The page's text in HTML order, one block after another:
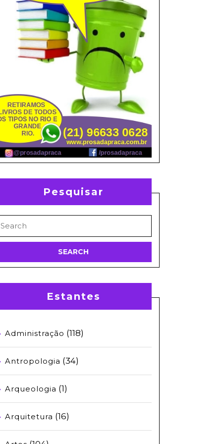
Pesquisar
Estantes
Administração (118)
Antropologia (34)
Arqueologia (1)
Arquitetura (16)